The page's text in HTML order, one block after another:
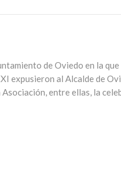
de Oviedo en la que
expusieron al Alcalde de
entre ellas, la